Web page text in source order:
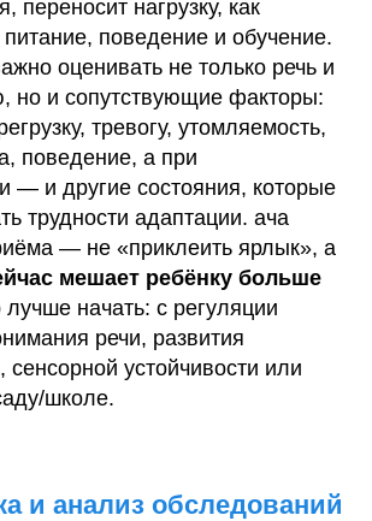
переносит нагрузку, как
поведение и обучение.
оценивать не только речь и
но и сопутствующие факторы:
тревогу, утомляемость,
поведение, а при
— и другие состояния, которые
трудности адаптации. ача
— не «приклеить ярлык», а
мешает ребёнку больше
лучше начать: с регуляции
речи, развития
сенсорной устойчивости или
школе.
и анализ обследований